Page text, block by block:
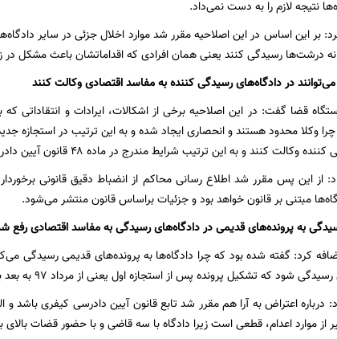
نتیجه لازم را به دست نمی‌داد.
بر این اساس در این اصلاحیه مقرر شد موارد اخلال جزئی در سایر
درشت‌ها رسیدگی کنند یعنی همان افرادی که اقداماتشان باعث مشکل
در دادگاه‌های رسیدگی کننده به مفاسد اقتصادی وکالت کنند
قضا گفت: در این اصلاحیه برخی از اشکالات، ایرادات و انتقاداتی
وکلا محدود هستند و انحصاری ایجاد شده و به این ترتیب در استجازه
کنند و به این ترتیب شرایط مندرج در ماده ۴۸ قانون آیین دادرسی کیفری را نخواهیم داشت.
از این پس مقرر شد اطلاع رسانی محاکم از انضباط دقیق قانونی
مبتنی بر قانون خواهد بود و جزئیات براساس قانون منتشر می‌شود.
به پرونده‌های قدیمی در دادگاه‌های رسیدگی به مفاسد اقتصادی رفع
کرد: گفته شده بود که چرا دادگاه‌ها به پرونده‌های قدیمی
شود که تشکیل پرونده پس از استجازه اول یعنی از مرداد ۹۷ به بعد باشد.
درباره اعتراض به آرا هم مقرر شد تابع قانون آیین دادرسی کیفری باشد و
از موارد اعدام، قطعی است زیرا دادگاه با سه قاضی و با حضور قضات